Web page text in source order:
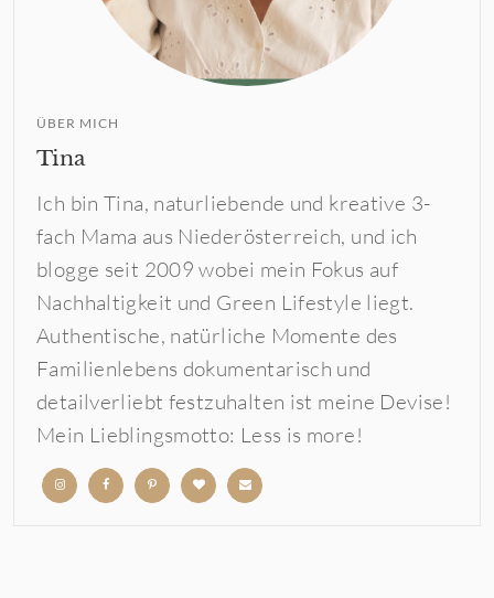
ÜBER MICH
Tina
Ich bin Tina, naturliebende und kreative 3-
fach Mama aus Niederösterreich, und ich
blogge seit 2009 wobei mein Fokus auf
Nachhaltigkeit und Green Lifestyle liegt.
Authentische, natürliche Momente des
Familienlebens dokumentarisch und
detailverliebt festzuhalten ist meine Devise!
Mein Lieblingsmotto: Less is more!